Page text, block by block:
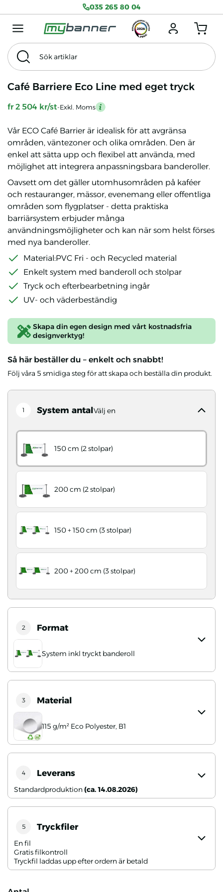
Sök artiklar
Sök
035 265 80 04
Logga in Antal produkter
Menu mobile
Exkl. Moms
Tema
Café Barriere Eco Line med eget tryck
fr 2 504 kr/st-Exkl. Moms
mention
Vår ECO Café Barrier är idealisk för att avgränsa
områden, väntezoner och olika områden. Den är
enkel att sätta upp och flexibel att använda, med
möjlighet att integrera anpassningsbara banderoller.
Oavsett om det gäller utomhusområden på kaféer
och restauranger, mässor, evenemang eller offentliga
områden som flygplatser - detta praktiska
barriärsystem erbjuder många
användningsmöjligheter och kan när som helst förses
med nya banderoller.
Material:PVC Fri - och Recycled material
Enkelt system med banderoll och stolpar
Tryck och efterbearbetning ingår
UV- och väderbeständig
Skapa din egen design med vårt kostnadsfria
designverktyg!
Så här beställer du – enkelt och snabbt!
Följ våra 5 smidiga steg för att skapa och beställa din produkt.
1 System antalVälj en
150 cm (2 stolpar)
200 cm (2 stolpar)
150 + 150 cm (3 stolpar)
200 + 200 cm (3 stolpar)
2 Format
System inkl tryckt banderoll
3 Material
115 g/m² Eco Polyester, B1
4 Leverans
Standardproduktion (ca. 14.08.2026)
5 Tryckfiler
En fil
Gratis filkontroll
Tryckfil laddas upp efter ordern är betald